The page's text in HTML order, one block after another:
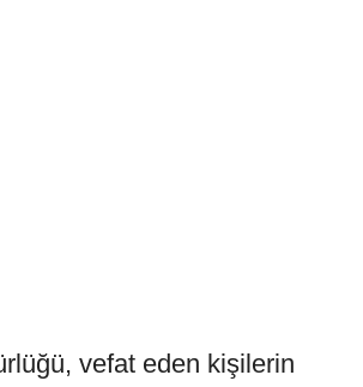
vefat eden kişilerin